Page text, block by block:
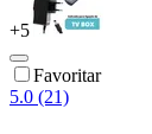
+5
Favoritar
5.0 (21)